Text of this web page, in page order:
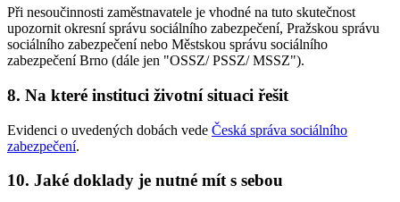
Při nesoučinnosti zaměstnavatele je vhodné na tuto skutečnost
upozornit okresní správu sociálního zabezpečení, Pražskou správu
sociálního zabezpečení nebo Městskou správu sociálního
zabezpečení Brno (dále jen "OSSZ/ PSSZ/ MSSZ").
8. Na které instituci životní situaci řešit
Evidenci o uvedených dobách vede Česká správa sociálního
zabezpečení.
10. Jaké doklady je nutné mít s sebou